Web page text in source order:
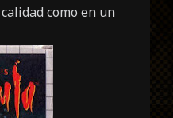
como en un